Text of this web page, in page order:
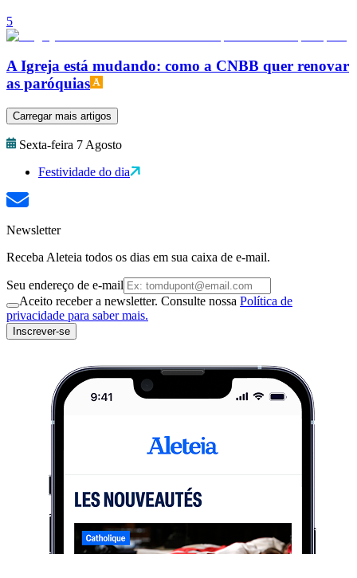
5
A Igreja está mudando: como a CNBB quer renovar
as paróquias
Carregar mais artigos
Sexta-feira 7 Agosto
Festividade do dia
Newsletter
Receba Aleteia todos os dias em sua caixa de e-mail.
Seu endereço de e-mail
Aceito receber a newsletter. Consulte nossa Política de
privacidade para saber mais.
Inscrever-se